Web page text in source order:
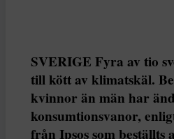
SVERIGE Fyra av tio
till kött av klimatskäl.
kvinnor än män har
konsumtionsvanor,
från Ipsos som beställts